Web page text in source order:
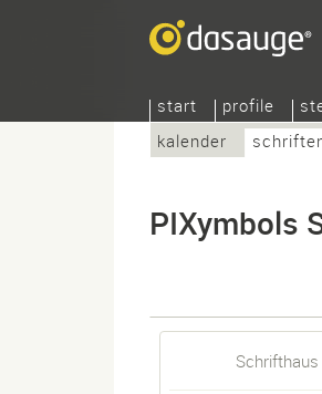
start profile
kalender
PIXymbols
Schrifthaus